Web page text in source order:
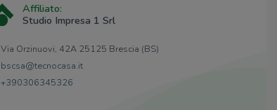
Affiliato:
Studio Impresa 1 Srl
Via Orzinuovi, 42A 25125 Brescia (BS)
bscsa@tecnocasa.it
+390306345326